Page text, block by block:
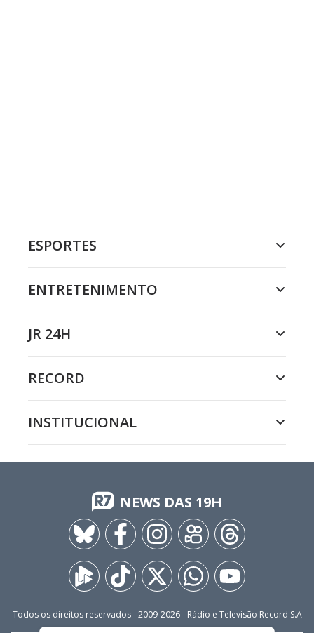
ESPORTES
ENTRETENIMENTO
JR 24H
RECORD
INSTITUCIONAL
NEWS DAS 19H
Todos os direitos reservados - 2009-2026- Rádio e Televisão Record S.A